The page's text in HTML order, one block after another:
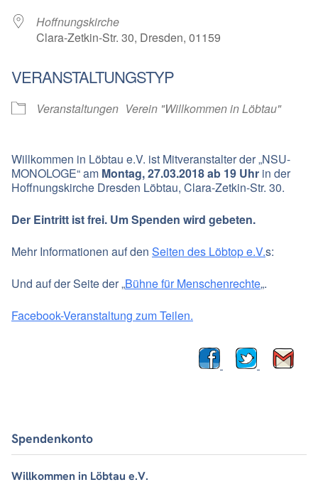
Hoffnungskirche
Clara-Zetkin-Str. 30, Dresden, 01159
VERANSTALTUNGSTYP
Veranstaltungen Verein "Willkommen in Löbtau"
Willkommen in Löbtau e.V. ist Mitveranstalter der „NSU-
MONOLOGE“ am Montag, 27.03.2018 ab 19 Uhr in der
Hoffnungskirche Dresden Löbtau, Clara-Zetkin-Str. 30.
Der Eintritt ist frei. Um Spenden wird gebeten.
Mehr Informationen auf den Seiten des Löbtop e.V.s:
Und auf der Seite der „Bühne für Menschenrechte„.
Facebook-Veranstaltung zum Teilen.
Spendenkonto
Willkommen in Löbtau e.V.